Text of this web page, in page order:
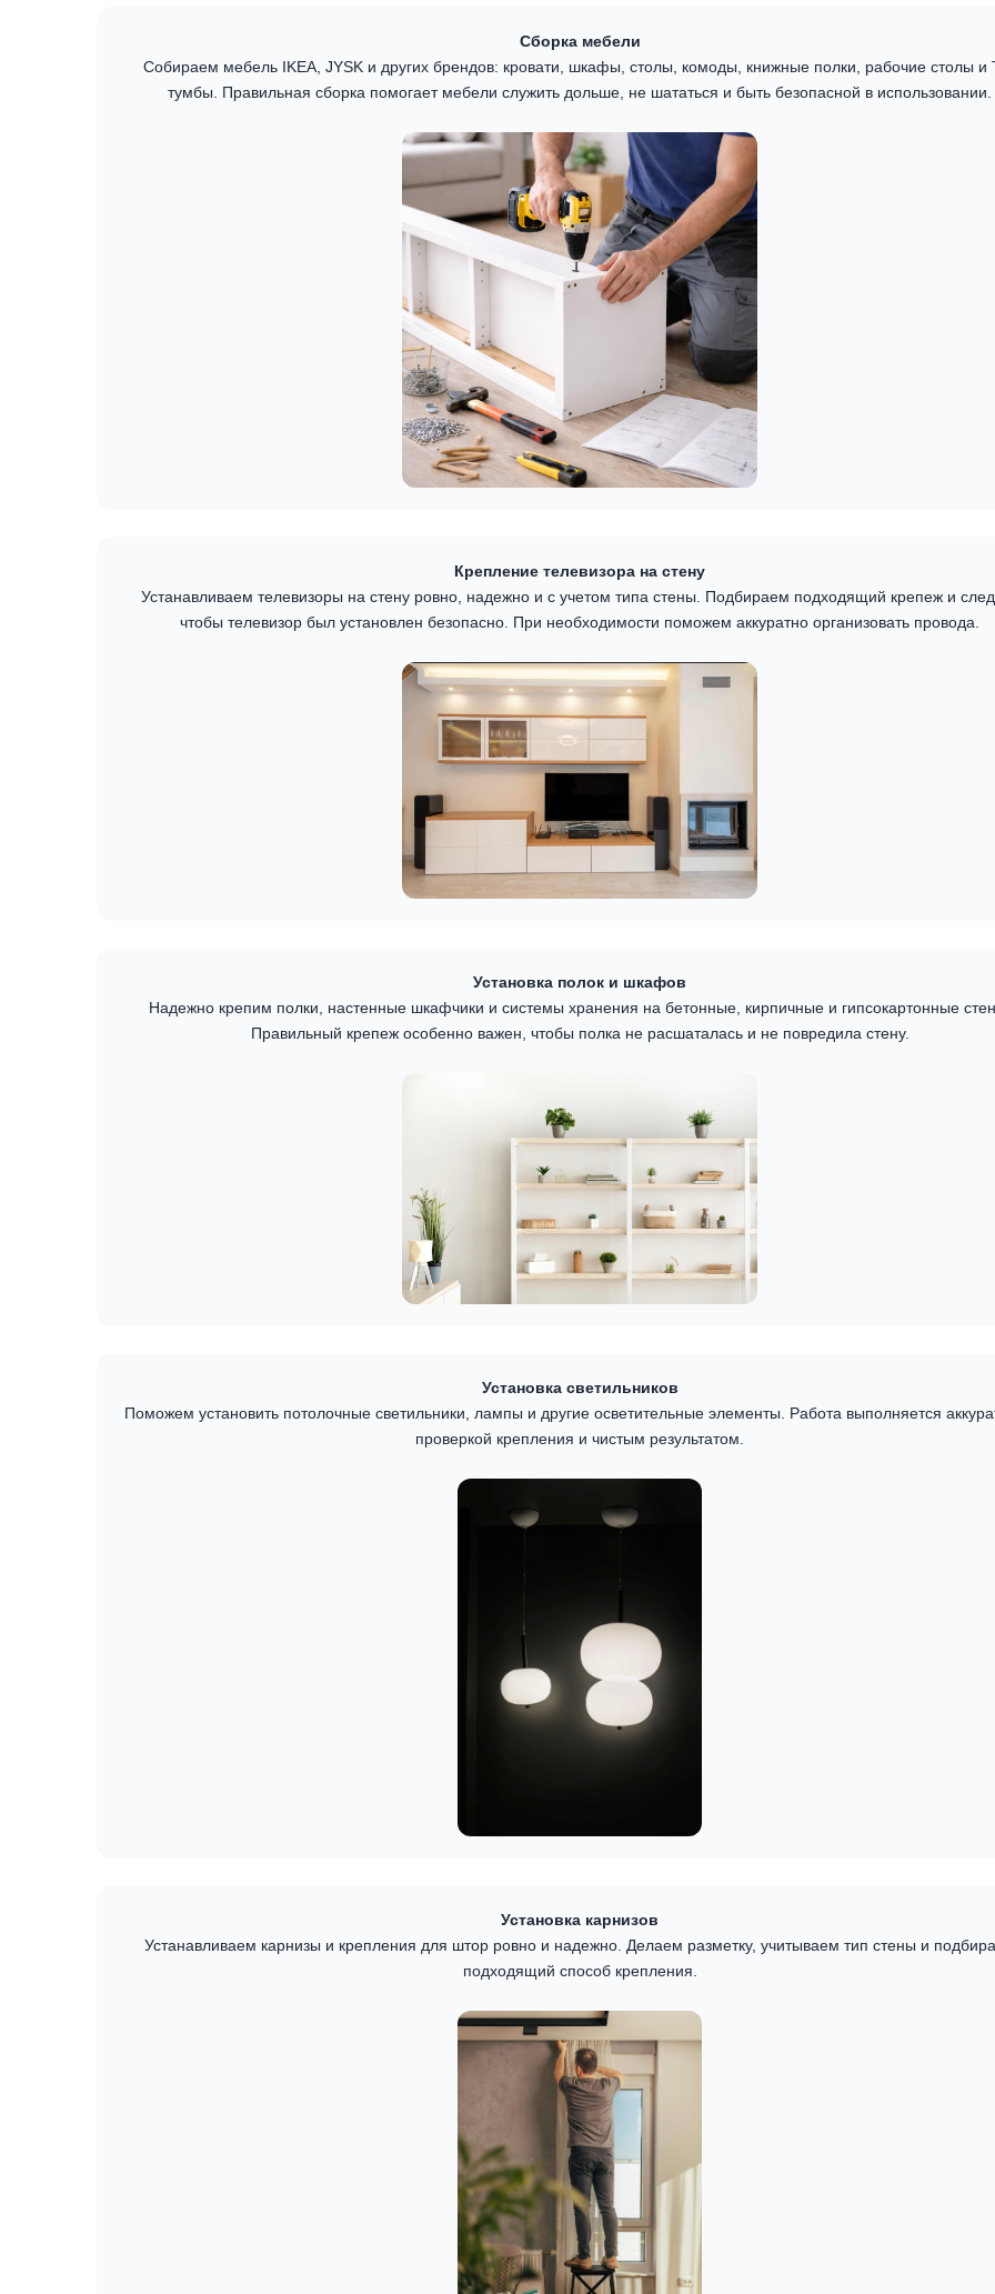
Сборка мебели
Собираем мебель IKEA, JYSK и других брендов: кровати, шкафы, столы, комоды, книжные полки, рабочие столы и
тумбы. Правильная сборка помогает мебели служить дольше, не шататься и быть безопасной в использовании.
Крепление телевизора на стену
Устанавливаем телевизоры на стену ровно, надежно и с учетом типа стены. Подбираем подходящий крепеж и
чтобы телевизор был установлен безопасно. При необходимости поможем аккуратно организовать провода.
Установка полок и шкафов
Надежно крепим полки, настенные шкафчики и системы хранения на бетонные, кирпичные и гипсокартонные
Правильный крепеж особенно важен, чтобы полка не расшаталась и не повредила стену.
Установка светильников
Поможем установить потолочные светильники, лампы и другие осветительные элементы. Работа выполняется
проверкой крепления и чистым результатом.
Установка карнизов
Устанавливаем карнизы и крепления для штор ровно и надежно. Делаем разметку, учитываем тип стены и
подходящий способ крепления.